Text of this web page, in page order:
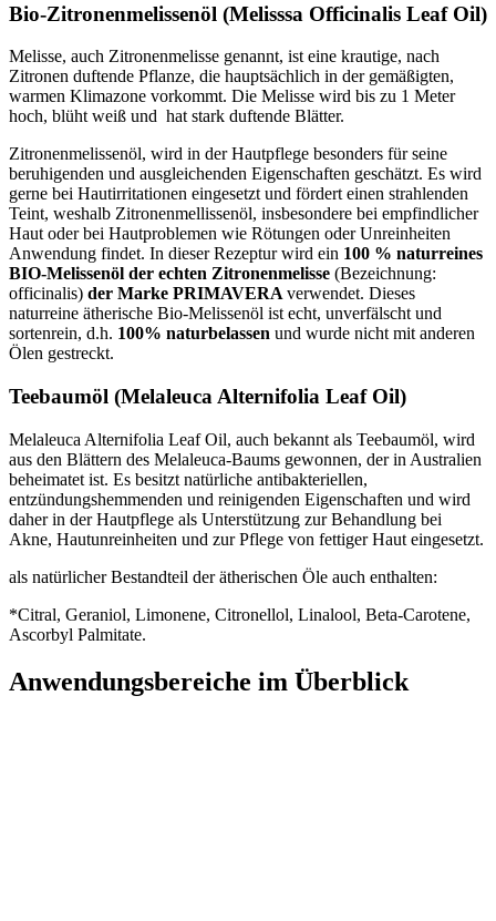
Bio-Zitronenmelissenöl (Melisssa Officinalis Leaf Oil)
Melisse, auch Zitronenmelisse genannt, ist eine krautige, nach
Zitronen duftende Pflanze, die hauptsächlich in der gemäßigten,
warmen Klimazone vorkommt. Die Melisse wird bis zu 1 Meter
hoch, blüht weiß und hat stark duftende Blätter.
Zitronenmelissenöl, wird in der Hautpflege besonders für seine
beruhigenden und ausgleichenden Eigenschaften geschätzt. Es wird
gerne bei Hautirritationen eingesetzt und fördert einen strahlenden
Teint, weshalb Zitronenmellissenöl, insbesondere bei empfindlicher
Haut oder bei Hautproblemen wie Rötungen oder Unreinheiten
Anwendung findet. In dieser Rezeptur wird ein 100 % naturreines
BIO-Melissenöl der echten Zitronenmelisse (Bezeichnung:
officinalis) der Marke PRIMAVERA verwendet. Dieses
naturreine ätherische Bio-Melissenöl ist echt, unverfälscht und
sortenrein, d.h. 100% naturbelassen und wurde nicht mit anderen
Ölen gestreckt.
Teebaumöl (Melaleuca Alternifolia Leaf Oil)
Melaleuca Alternifolia Leaf Oil, auch bekannt als Teebaumöl, wird
aus den Blättern des Melaleuca-Baums gewonnen, der in Australien
beheimatet ist. Es besitzt natürliche antibakteriellen,
entzündungshemmenden und reinigenden Eigenschaften und wird
daher in der Hautpflege als Unterstützung zur Behandlung bei
Akne, Hautunreinheiten und zur Pflege von fettiger Haut eingesetzt.
als natürlicher Bestandteil der ätherischen Öle auch enthalten:
*Citral, Geraniol, Limonene, Citronellol, Linalool, Beta-Carotene,
Ascorbyl Palmitate.
Anwendungsbereiche im Überblick